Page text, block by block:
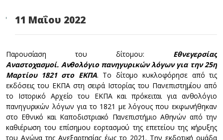
11 Μαΐου 2022
Παρουσίαση του δίτομου: Εθνεγερσίας
Αναστοχασμοί. Ανθολόγιο πανηγυρικών λόγων για την 25η
Mαρτίου 1821 στο ΕΚΠΑ. Το δίτομο κυκλοφόρησε από τις
εκδόσεις του ΕΚΠΑ στη σειρά Ιστορίας του Πανεπιστημίου από
το Ιστορικό Αρχείο του ΕΚΠΑ και πρόκειται για ανθολόγιο
πανηγυρικών λόγων για το 1821 με λόγους που εκφωνήθηκαν
στο Εθνικό και Καποδιστριακό Πανεπιστήμιο Αθηνών από την
καθιέρωση του επίσημου εορτασμού της επετείου της κήρυξης
του Αγώνα της Ανεξαρτησίας έως το 2021. Την εκδοτική ομάδα